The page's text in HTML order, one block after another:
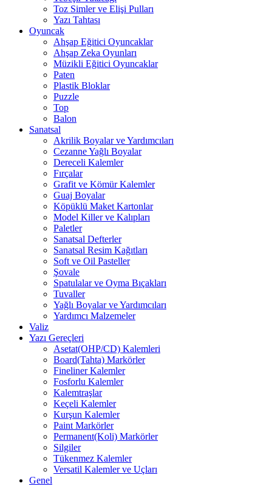
Toz Simler ve Elişi Pulları
Yazı Tahtası
Oyuncak
Ahşap Eğitici Oyuncaklar
Ahşap Zeka Oyunları
Müzikli Eğitici Oyuncaklar
Paten
Plastik Bloklar
Puzzle
Top
Balon
Sanatsal
Akrilik Boyalar ve Yardımcıları
Cezanne Yağlı Boyalar
Dereceli Kalemler
Fırçalar
Grafit ve Kömür Kalemler
Guaj Boyalar
Köpüklü Maket Kartonlar
Model Killer ve Kalıpları
Paletler
Sanatsal Defterler
Sanatsal Resim Kağıtları
Soft ve Oil Pasteller
Şovale
Spatulalar ve Oyma Bıçakları
Tuvaller
Yağlı Boyalar ve Yardımcıları
Yardımcı Malzemeler
Valiz
Yazı Gereçleri
Asetat(OHP/CD) Kalemleri
Board(Tahta) Markörler
Fineliner Kalemler
Fosforlu Kalemler
Kalemtraşlar
Keçeli Kalemler
Kurşun Kalemler
Paint Markörler
Permanent(Koli) Markörler
Silgiler
Tükenmez Kalemler
Versatil Kalemler ve Uçları
Genel